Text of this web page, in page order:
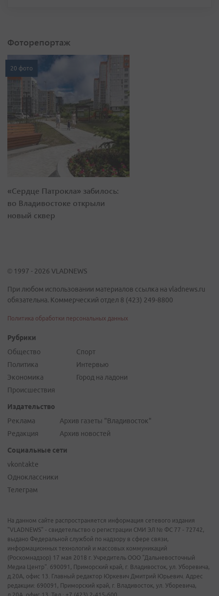
Фоторепортаж
20 фото
«Сердце Патрокла» забилось:
во Владивостоке открыли
новый сквер
© 1997 - 2026 VLADNEWS
При любом использовании материалов ссылка на vladnews.ru
обязательна. Коммерческий отдел 8 (423) 249-8800
Политика обработки персональных данных
Рубрики
Общество
Политика
Экономика
Происшествия
Спорт
Интервью
Город на ладони
Издательство
Реклама
Редакция
Архив газеты "Владивосток"
Архив новостей
Социальные сети
vkontakte
Одноклассники
Телеграм
На данном сайте распространяется информация сетевого издания
"VLADNEWS" - свидетельство о регистрации СМИ ЭЛ № ФС 77 - 72742,
выдано Федеральной службой по надзору в сфере связи,
информационных технологий и массовых коммуникаций
(Роскомнадзор) 17 мая 2018 г. Учредитель ООО "Дальневосточный
Медиа Центр". 690091, Приморский край, г. Владивосток, ул. Уборевича,
д.20А, офис 13. Главный редактор Юркевич Дмитрий Юрьевич. Адрес
редакции: 690091, Приморский край, г. Владивосток, ул. Уборевича,